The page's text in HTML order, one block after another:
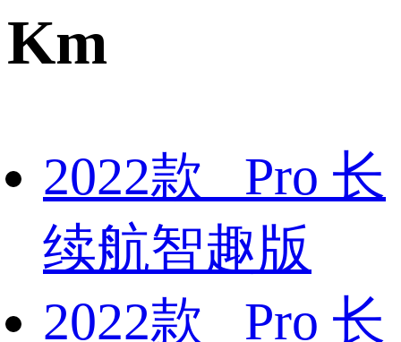
Km
2022款 Pro 长
续航智趣版
2022款 Pro 长